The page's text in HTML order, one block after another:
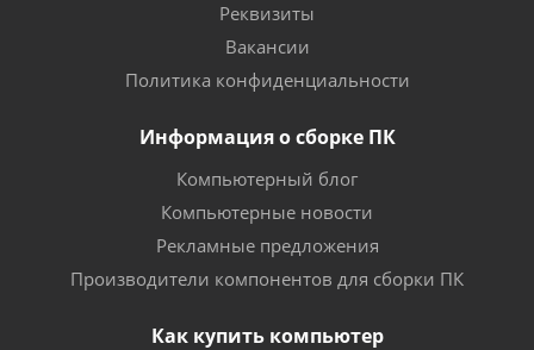
Реквизиты
Вакансии
Политика конфиденциальности
Информация о сборке ПК
Компьютерный блог
Компьютерные новости
Рекламные предложения
Производители компонентов для сборки ПК
Как купить компьютер